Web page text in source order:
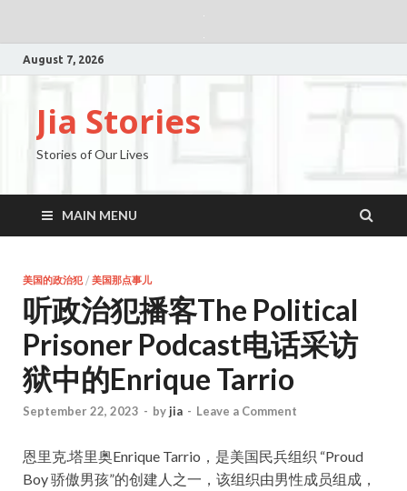
August 7, 2026
Jia Stories
Stories of Our Lives
MAIN MENU
美国的政治犯/ 美国那点事儿
听政治犯播客The Political
Prisoner Podcast电话采访
狱中的Enrique Tarrio
September 22, 2023 - by jia - Leave a Comment
恩里克.塔里奥Enrique Tarrio，是美国民兵组织 “Proud
Boy 骄傲男孩”的创建人之一，该组织由男性成员组成，